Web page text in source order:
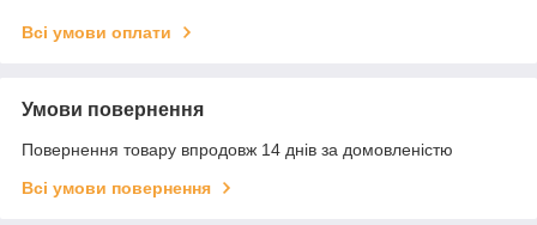
Всі умови оплати
Умови повернення
Повернення товару впродовж 14 днів за домовленістю
Всі умови повернення